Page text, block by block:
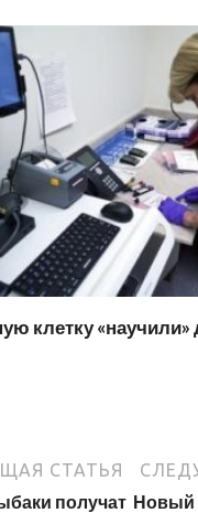
клетку «научили»
СТАТЬЯ
получат Новый